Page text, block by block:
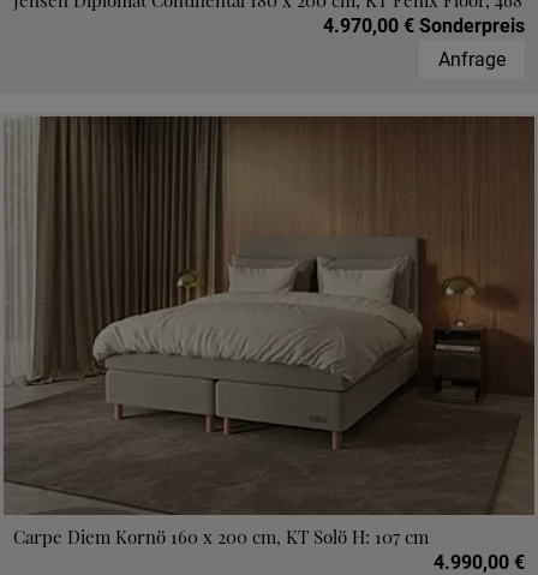
4.970,00 € Sonderpreis
Anfrage
Carpe Diem Kornö 160 x 200 cm, KT Solö H: 107 cm
4.990,00 €